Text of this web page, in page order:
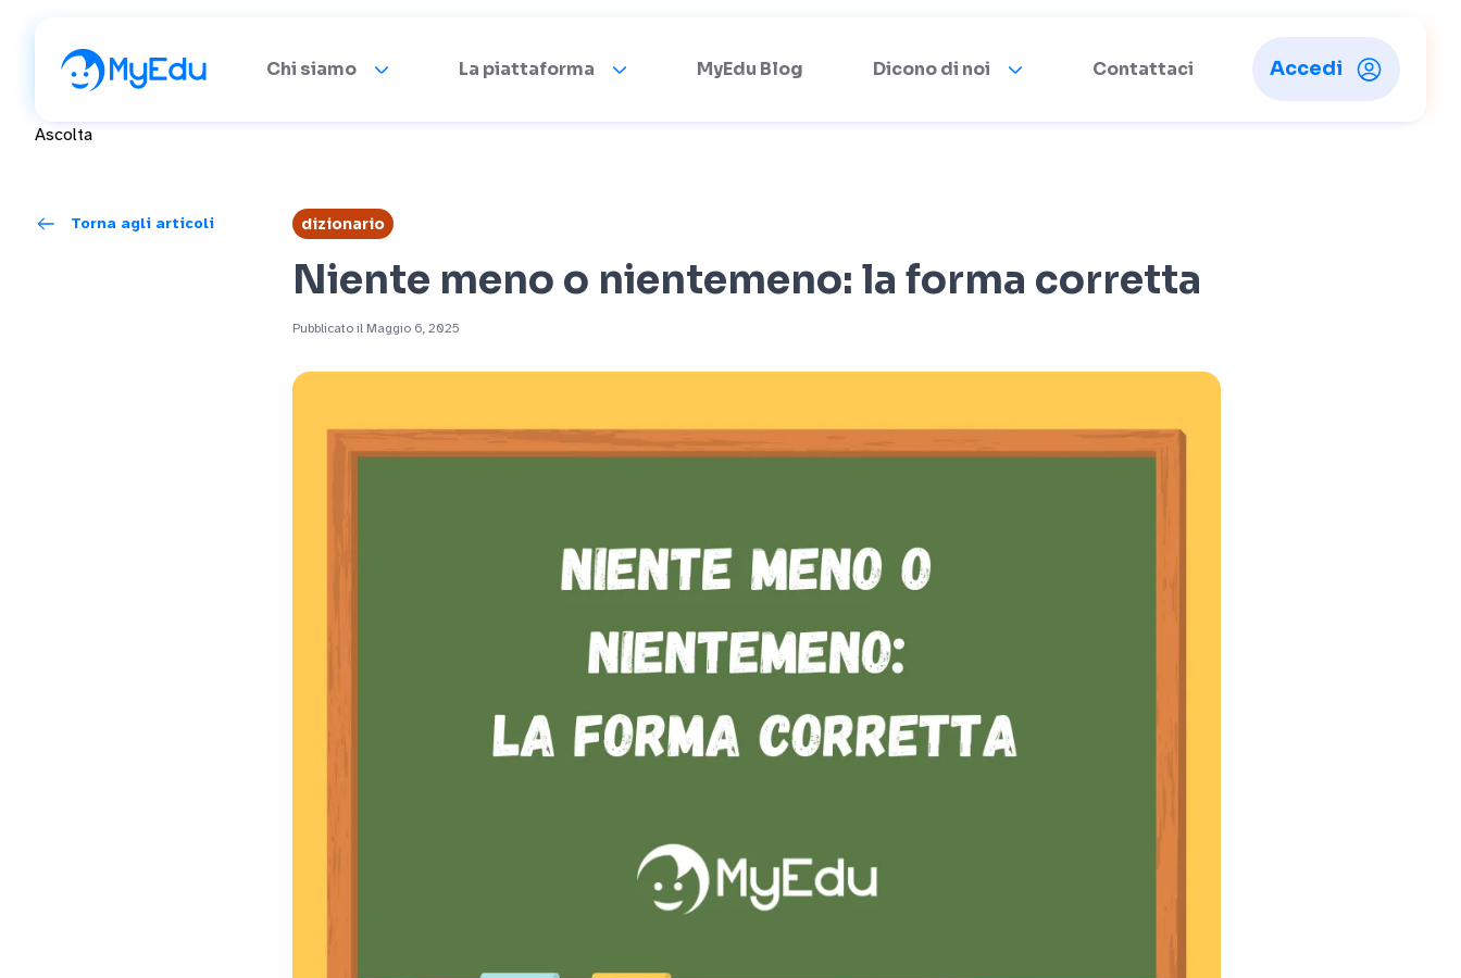
Chi siamo La piattaforma MyEdu Blog Dicono di noi Contattaci Accedi
Ascolta
Torna agli articoli dizionario
Niente meno o nientemeno: la forma corretta
Pubblicato il Maggio 6, 2025